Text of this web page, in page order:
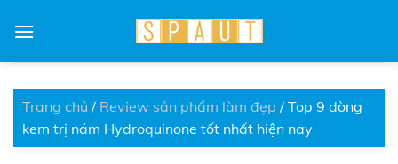
Trang chủ / Review sản phẩm làm đẹp / Top 9 dòng
kem trị nám Hydroquinone tốt nhất hiện nay